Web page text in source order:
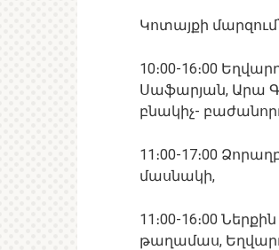
Կոտայքի
10։00-16։00
Սաֆարյան, Արա
բնակիչ-
11։00-17։00
մասնակի,
11։00-16։00
թաղամաս, Եղվարդ